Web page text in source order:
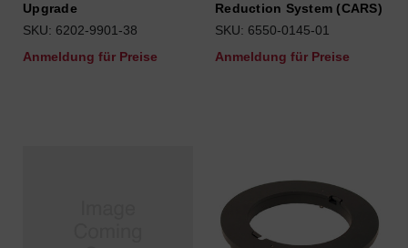
Upgrade
SKU: 6202-9901-38
Anmeldung für Preise
Reduction System (CARS)
SKU: 6550-0145-01
Anmeldung für Preise